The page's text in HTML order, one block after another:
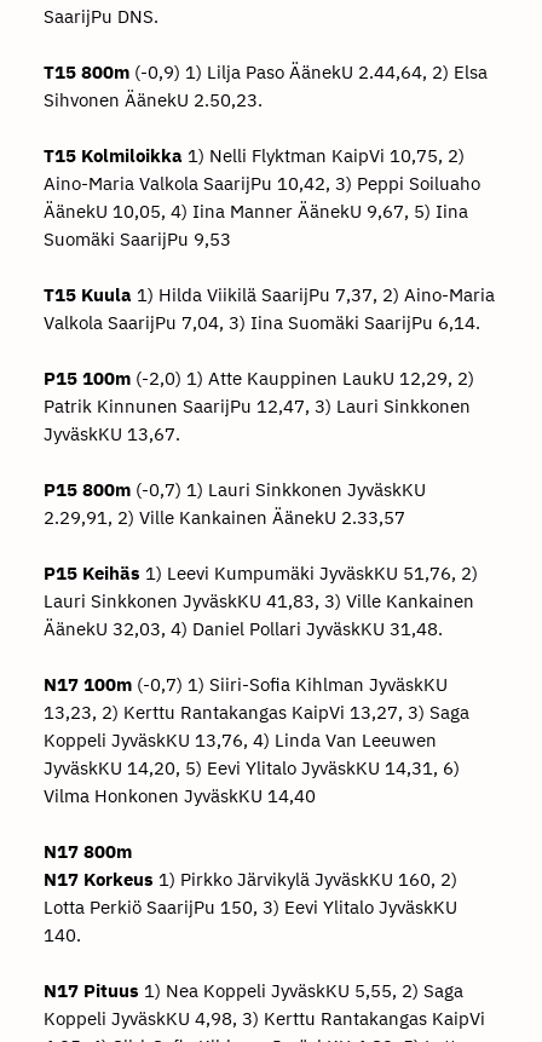
SaarijPu DNS.
T15 800m(-0,9) 1) Lilja Paso ÄänekU 2.44,64, 2) Elsa
Sihvonen ÄänekU 2.50,23.
T15 Kolmiloikka 1) Nelli Flyktman KaipVi 10,75, 2)
Aino-Maria Valkola SaarijPu 10,42, 3) Peppi Soiluaho
ÄänekU 10,05, 4) Iina Manner ÄänekU 9,67, 5) Iina
Suomäki SaarijPu 9,53
T15 Kuula 1) Hilda Viikilä SaarijPu 7,37, 2) Aino-Maria
Valkola SaarijPu 7,04, 3) Iina Suomäki SaarijPu 6,14.
P15 100m(-2,0) 1) Atte Kauppinen LaukU 12,29, 2)
Patrik Kinnunen SaarijPu 12,47, 3) Lauri Sinkkonen
JyväskKU 13,67.
P15 800m(-0,7) 1) Lauri Sinkkonen JyväskKU
2.29,91, 2) Ville Kankainen ÄänekU 2.33,57
P15 Keihäs 1) Leevi Kumpumäki JyväskKU 51,76, 2)
Lauri Sinkkonen JyväskKU 41,83, 3) Ville Kankainen
ÄänekU 32,03, 4) Daniel Pollari JyväskKU 31,48.
N17 100m(-0,7) 1) Siiri-Sofia Kihlman JyväskKU
13,23, 2) Kerttu Rantakangas KaipVi 13,27, 3) Saga
Koppeli JyväskKU 13,76, 4) Linda Van Leeuwen
JyväskKU 14,20, 5) Eevi Ylitalo JyväskKU 14,31, 6)
Vilma Honkonen JyväskKU 14,40
N17 800m
N17 Korkeus 1) Pirkko Järvikylä JyväskKU 160, 2)
Lotta Perkiö SaarijPu 150, 3) Eevi Ylitalo JyväskKU
140.
N17 Pituus 1) Nea Koppeli JyväskKU 5,55, 2) Saga
Koppeli JyväskKU 4,98, 3) Kerttu Rantakangas KaipVi